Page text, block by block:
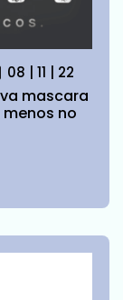
08 | 11 | 22
mascara
no